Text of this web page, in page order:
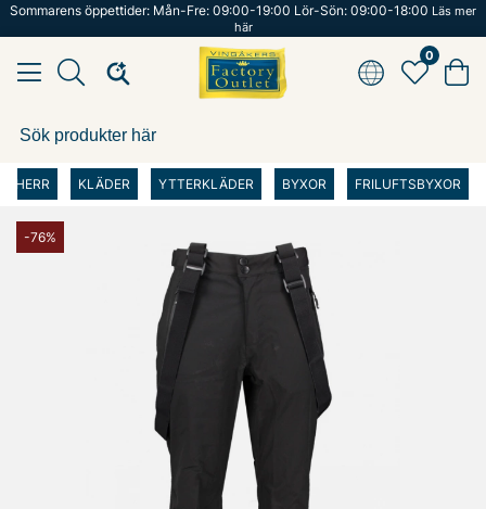
Sommarens öppettider: Mån-Fre: 09:00-19:00 Lör-Sön: 09:00-18:00 Läs mer
här
0
HERR KLÄDER YTTERKLÄDER BYXOR FRILUFTSBYXOR
-76%